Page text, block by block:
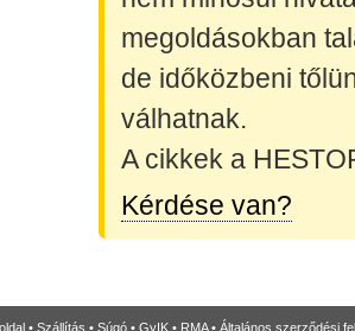
megoldásokban
de időközbeni
válhatnak.
A cikkek a
Kérdése van?
• Szállítás • Súgó • GyIK • RMA• Általános szerződési